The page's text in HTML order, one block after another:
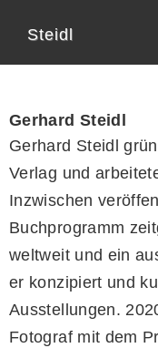
Steidl
Gerhard Steidl
Gerhard Steidl
Verlag und
Inzwischen
Buchprogramm
weltweit und ein
er konzipiert und
Ausstellungen.
Fotograf mit dem